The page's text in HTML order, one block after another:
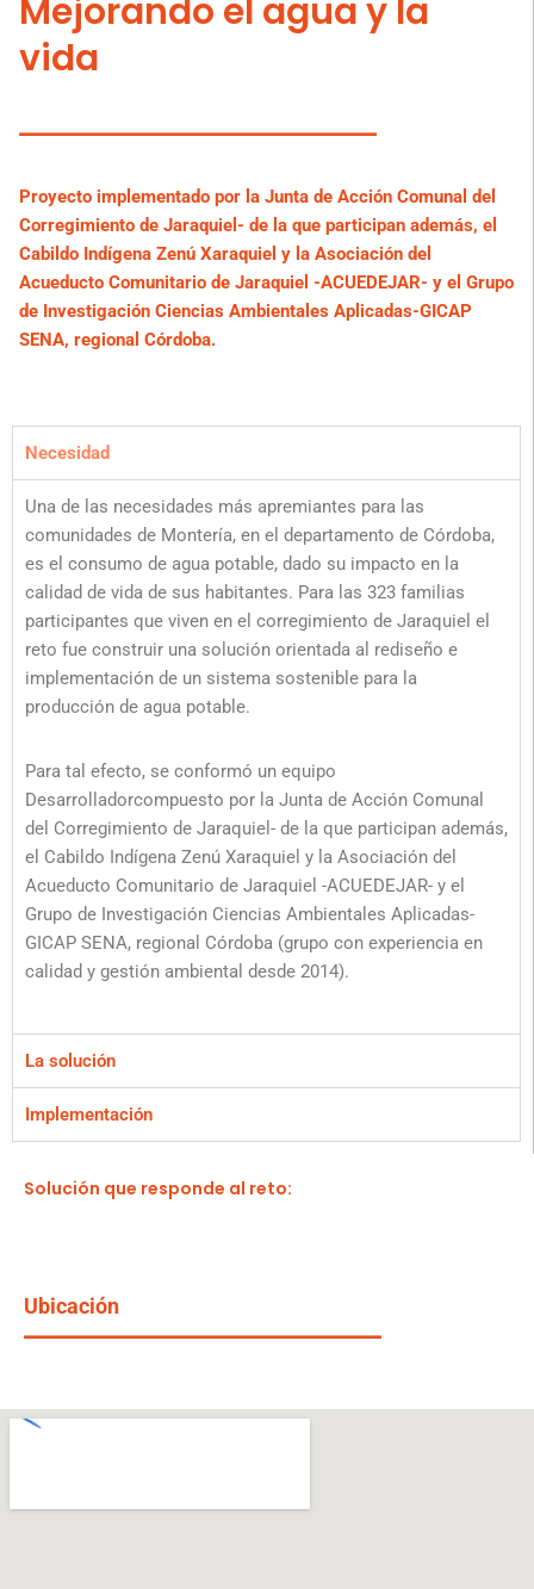
Mejorando el agua y la
vida
Proyecto implementado por la Junta de Acción Comunal del
Corregimiento de Jaraquiel- de la que participan además, el
Cabildo Indígena Zenú Xaraquiel y la Asociación del
Acueducto Comunitario de Jaraquiel -ACUEDEJAR- y el Grupo
de Investigación Ciencias Ambientales Aplicadas-GICAP
SENA, regional Córdoba.
Necesidad
Una de las necesidades más apremiantes para las
comunidades de Montería, en el departamento de Córdoba,
es el consumo de agua potable, dado su impacto en la
calidad de vida de sus habitantes. Para las 323 familias
participantes que viven en el corregimiento de Jaraquiel el
reto fue construir una solución orientada al rediseño e
implementación de un sistema sostenible para la
producción de agua potable.
Para tal efecto, se conformó un equipo
Desarrolladorcompuesto por la Junta de Acción Comunal
del Corregimiento de Jaraquiel- de la que participan además,
el Cabildo Indígena Zenú Xaraquiel y la Asociación del
Acueducto Comunitario de Jaraquiel -ACUEDEJAR- y el
Grupo de Investigación Ciencias Ambientales Aplicadas-
GICAP SENA, regional Córdoba (grupo con experiencia en
calidad y gestión ambiental desde 2014).
La solución
Implementación
Solución que responde al reto:
Ubicación